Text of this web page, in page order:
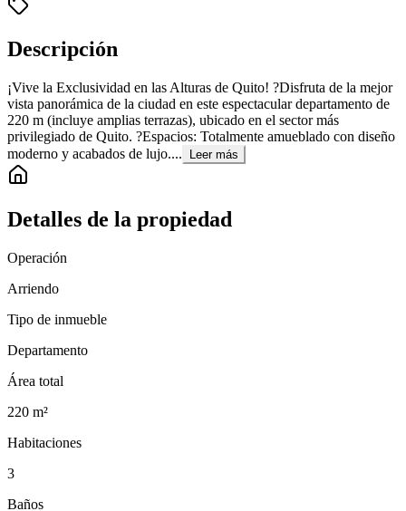
Descripción
¡Vive la Exclusividad en las Alturas de Quito! ?Disfruta de la mejor
vista panorámica de la ciudad en este espectacular departamento de
220 m (incluye amplias terrazas), ubicado en el sector más
privilegiado de Quito. ?Espacios: Totalmente amueblado con diseño
moderno y acabados de lujo....
Leer más
Detalles de la propiedad
Operación
Arriendo
Tipo de inmueble
Departamento
Área total
220 m²
Habitaciones
3
Baños